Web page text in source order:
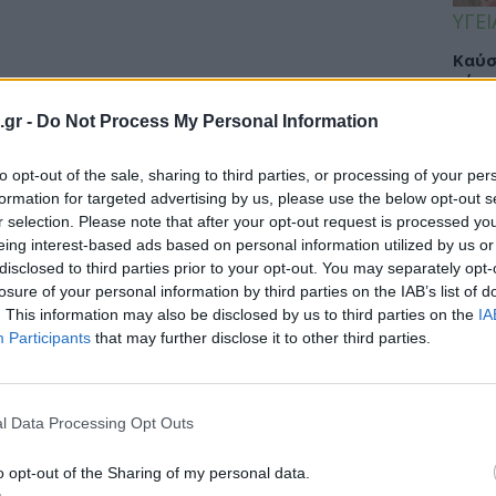
- Do Not Process My Personal Information
opt-out of the sale, sharing to third parties, or processing of your
for targeted advertising by us, please use the below opt-out
selection. Please note that after your opt-out request is processed
interest-based ads based on personal information utilized by us
to third parties prior to your opt-out. You may separately
of your personal information by third parties on the IAB’s list of
This information may also be disclosed by us to third parties on the
Participants that may further disclose it to other third parties.
Data Processing Opt Outs
opt-out of the Sharing of my personal data.
για όσους έχουν
με Hashimoto, Grave's και οποιαδήποτε
και πότε ανήκουν...